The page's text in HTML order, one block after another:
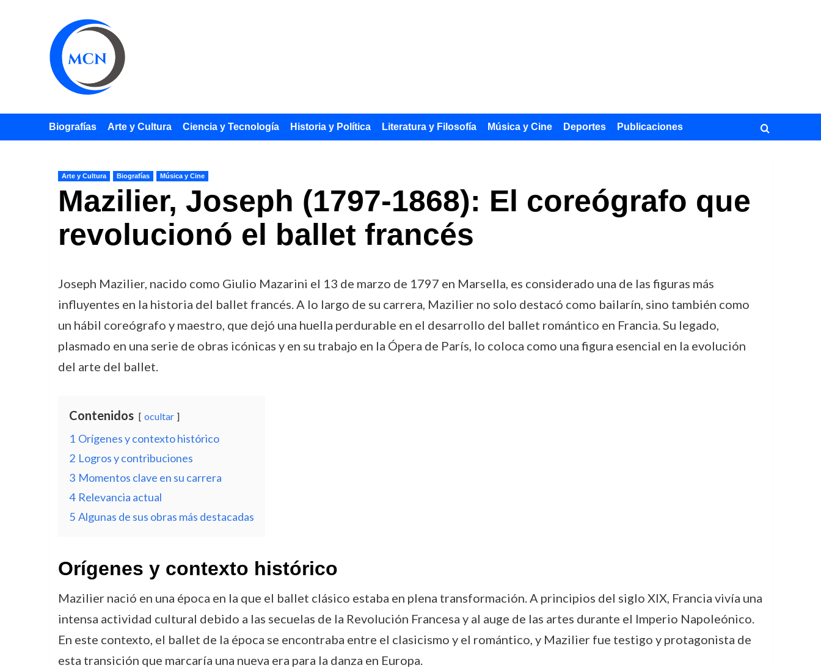
Biografías Arte y Cultura Ciencia y Tecnología Historia y Política Literatura y Filosofía Música y Cine Deportes Publicaciones
Arte y Cultura Biografías Música y Cine
Mazilier, Joseph (1797-1868): El coreógrafo que
revolucionó el ballet francés
Joseph Mazilier, nacido como Giulio Mazarini el 13 de marzo de 1797 en Marsella, es considerado una de las figuras más
influyentes en la historia del ballet francés. A lo largo de su carrera, Mazilier no solo destacó como bailarín, sino también como
un hábil coreógrafo y maestro, que dejó una huella perdurable en el desarrollo del ballet romántico en Francia. Su legado,
plasmado en una serie de obras icónicas y en su trabajo en la Ópera de París, lo coloca como una figura esencial en la evolución
del arte del ballet.
Contenidos ocultar
1 Orígenes y contexto histórico
2 Logros y contribuciones
3 Momentos clave en su carrera
4 Relevancia actual
5 Algunas de sus obras más destacadas
Orígenes y contexto histórico
Mazilier nació en una época en la que el ballet clásico estaba en plena transformación. A principios del siglo XIX, Francia vivía una
intensa actividad cultural debido a las secuelas de la Revolución Francesa y al auge de las artes durante el Imperio Napoleónico.
En este contexto, el ballet de la época se encontraba entre el clasicismo y el romántico, y Mazilier fue testigo y protagonista de
esta transición que marcaría una nueva era para la danza en Europa.